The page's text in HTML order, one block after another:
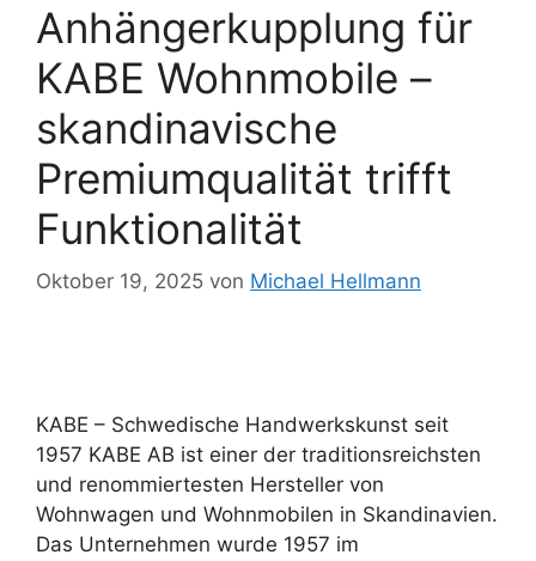
Anhängerkupplung für
KABE Wohnmobile –
skandinavische
Premiumqualität trifft
Funktionalität
Oktober 19, 2025 von Michael Hellmann
KABE – Schwedische Handwerkskunst seit
1957 KABE AB ist einer der traditionsreichsten
und renommiertesten Hersteller von
Wohnwagen und Wohnmobilen in Skandinavien.
Das Unternehmen wurde 1957 im